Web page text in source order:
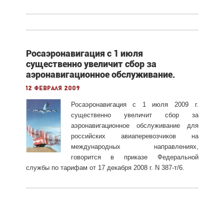
Росаэронавигация с 1 июля
существенно увеличит сбор за
аэронавигационное обслуживание.
12 февраля 2009
Росаэронавигация с 1 июля 2009 г.
существенно увеличит сбор за
аэронавигационное обслуживание для
российских авиаперевозчиков на
международных направлениях,
говорится в приказе Федеральной
службы по тарифам от 17 декабря 2008 г. N 387-т/6.